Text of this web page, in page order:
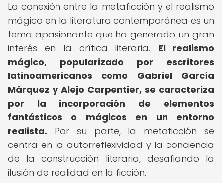
La conexión entre la metaficción y el realismo
mágico en la literatura contemporánea es un
tema apasionante que ha generado un gran
interés en la crítica literaria. El realismo
mágico, popularizado por escritores
latinoamericanos como Gabriel García
Márquez y Alejo Carpentier, se caracteriza
por la incorporación de elementos
fantásticos o mágicos en un entorno
realista. Por su parte, la metaficción se
centra en la autorreflexividad y la conciencia
de la construcción literaria, desafiando la
ilusión de realidad en la ficción.